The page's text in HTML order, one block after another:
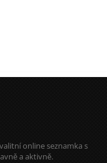
online seznamka s
a aktivně.